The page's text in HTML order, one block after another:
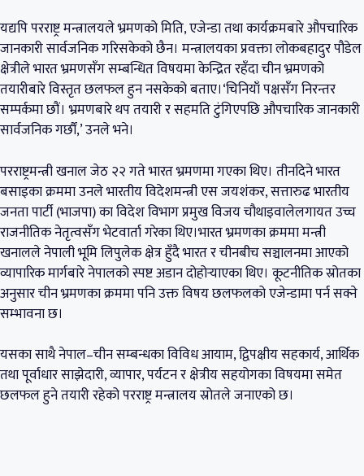
यद्यपि परराष्ट्र मन्त्रालयले भ्रमणको मिति, एजेन्डा तथा कार्यक्रमबारे औपचारिक
जानकारी सार्वजनिक गरिसकेको छैन। मन्त्रालयका प्रवक्ता लोकबहादुर पौडेल
क्षेत्रीले भारत भ्रमणसँग सम्बन्धित विषयमा केन्द्रित रहँदा चीन भ्रमणको
तयारीबारे विस्तृत छलफल हुन नसकेको बताए।‘चिनियाँ पक्षसँग निरन्तर
सम्पर्कमा छौं। भ्रमणबारे थप तयारी र सहमति टुंगिएपछि औपचारिक जानकारी
सार्वजनिक गर्छौं,’ उनले भने।
परराष्ट्रमन्त्री खनाल जेठ २२ गते भारत भ्रमणमा गएका थिए। तीनदिने भारत
बसाइका क्रममा उनले भारतीय विदेशमन्त्री एस जयशंकर, सत्तारुढ भारतीय
जनता पार्टी (भाजपा) का विदेश विभाग प्रमुख विजय चौथाइवालेलगायत उच्च
राजनीतिक नेतृत्वसँग भेटवार्ता गरेका थिए।भारत भ्रमणका क्रममा मन्त्री
खनालले नेपाली भूमि लिपुलेक क्षेत्र हुँदै भारत र चीनबीच सञ्चालनमा आएको
व्यापारिक मार्गबारे नेपालको स्पष्ट अडान दोहोर्‍याएका थिए। कूटनीतिक स्रोतका
अनुसार चीन भ्रमणका क्रममा पनि उक्त विषय छलफलको एजेन्डामा पर्न सक्ने
सम्भावना छ।
यसका साथै नेपाल–चीन सम्बन्धका विविध आयाम, द्विपक्षीय सहकार्य, आर्थिक
तथा पूर्वाधार साझेदारी, व्यापार, पर्यटन र क्षेत्रीय सहयोगका विषयमा समेत
छलफल हुने तयारी रहेको परराष्ट्र मन्त्रालय स्रोतले जनाएको छ।